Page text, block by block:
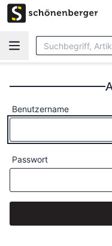
Zum Hauptinhalt springen
Benutzername
Passwort